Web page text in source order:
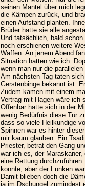
seinen Mantel über mich
die Kämpen zurück, und
einen Aufstand planten.
Brüder hatte sie alle
Und tatsächlich, bald
noch erschienen weitere
Waffen. An jenem Abend
Situation hatten wie ich.
wenn man nur die
Am nächsten Tag taten
Gerstenbinge bekannt ist.
Zudem kamen mit einem
Vertrag mit Hagen wäre ich
Offenbar hatte sich in der
wenig Bedürfnis diese Tür
dass so viele Heilkundige
Spinnen war es hinter
mir kaum glauben. Ein
Priester, betrat den Gang
war ich es, der
eine Rettung
konnte, aber der Funken
Damit blieben doch die
ja im Dschungel zumindest